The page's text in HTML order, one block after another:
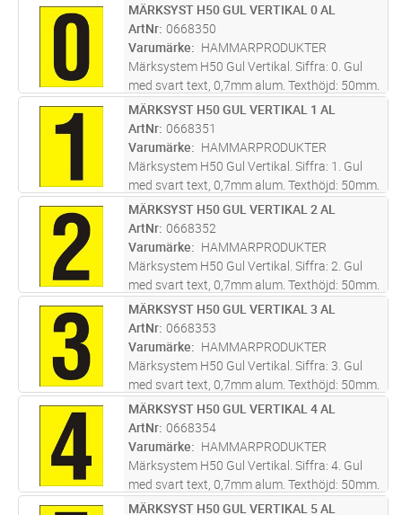
ST Lägg i kundvagn
MÄRKSYST H50 GUL VERTIKAL 0 AL
ArtNr 0668350
Varumärke
HAMMARPRODUKTER
Märksystem H50 Gul Vertikal. Siffra: 0. Gul
med svart text, 0,7mm alum. Texthöjd: 50mm.
Skylt tecken anpassat att skapa text med
bottenplatta 0668510. Screentryckt samt
skyddslackad med klarlack för...läs mer
ST Lägg i kundvagn
MÄRKSYST H50 GUL VERTIKAL 1 AL
ArtNr 0668351
Varumärke
HAMMARPRODUKTER
Märksystem H50 Gul Vertikal. Siffra: 1. Gul
med svart text, 0,7mm alum. Texthöjd: 50mm.
Skylt tecken anpassat att skapa text med
bottenplatta 0668510. Screentryckt samt
skyddslackad med klarlack för...läs mer
ST Lägg i kundvagn
MÄRKSYST H50 GUL VERTIKAL 2 AL
ArtNr 0668352
Varumärke
HAMMARPRODUKTER
Märksystem H50 Gul Vertikal. Siffra: 2. Gul
med svart text, 0,7mm alum. Texthöjd: 50mm.
Skylt tecken anpassat att skapa text med
bottenplatta 0668510. Screentryckt samt
skyddslackad med klarlack för...läs mer
ST Lägg i kundvagn
MÄRKSYST H50 GUL VERTIKAL 3 AL
ArtNr 0668353
Varumärke
HAMMARPRODUKTER
Märksystem H50 Gul Vertikal. Siffra: 3. Gul
med svart text, 0,7mm alum. Texthöjd: 50mm.
Skylt tecken anpassat att skapa text med
bottenplatta 0668510. Screentryckt samt
skyddslackad med klarlack för...läs mer
ST Lägg i kundvagn
MÄRKSYST H50 GUL VERTIKAL 4 AL
ArtNr 0668354
Varumärke
HAMMARPRODUKTER
Märksystem H50 Gul Vertikal. Siffra: 4. Gul
med svart text, 0,7mm alum. Texthöjd: 50mm.
Skylt tecken anpassat att skapa text med
MÄRKSYST H50 GUL VERTIKAL 5 AL